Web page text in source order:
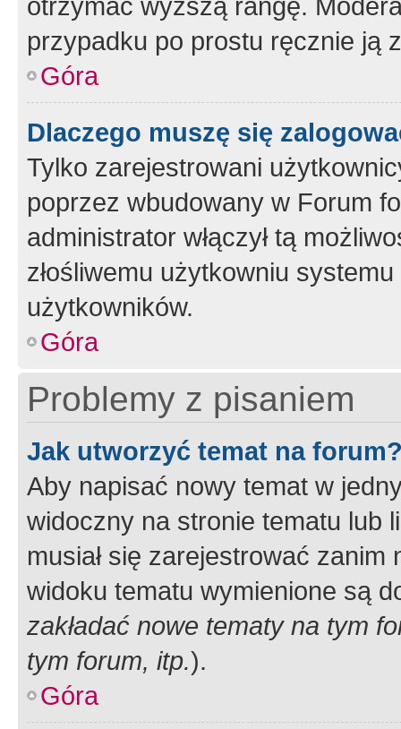
przypadku po prostu ręcznie ją
Góra
Dlaczego muszę się
Tylko zarejestrowani
poprzez wbudowany w Forum
administrator włączył tą
złośliwemu użytkowniu
użytkowników.
Góra
Problemy z pisaniem
Jak utworzyć temat na
Aby napisać nowy temat w
widoczny na stronie tematu lub
musiał się zarejestrować
widoku tematu wymienione są
zakładać nowe tematy na tym
tym forum, itp.).
Góra